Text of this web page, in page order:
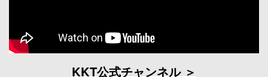
KKT公式チャンネル